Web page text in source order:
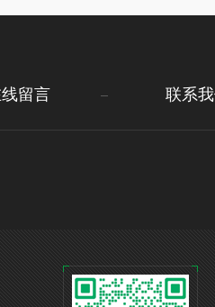
留言 联系